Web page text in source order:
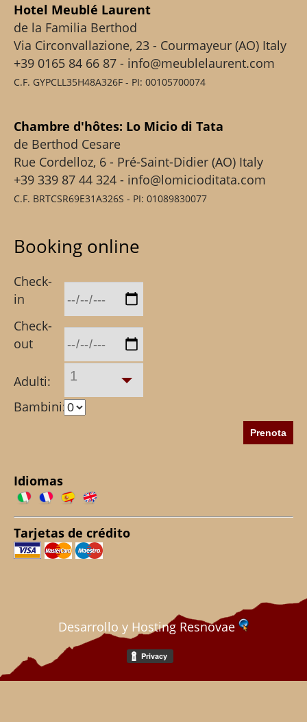
Hotel Meublé Laurent
de la Familia Berthod
Via Circonvallazione, 23 - Courmayeur (AO) Italy
+39 0165 84 66 87 - info@meublelaurent.com
C.F. GYPCLL35H48A326F - PI: 00105700074
Chambre d'hôtes: Lo Micio di Tata
de Berthod Cesare
Rue Cordelloz, 6 - Pré-Saint-Didier (AO) Italy
+39 339 87 44 324 - info@lomicioditata.com
C.F. BRTCSR69E31A326S - PI: 01089830077
Booking online
Check-
in
Check-
out
Adulti: 1
Bambini:
Idiomas
Tarjetas de crédito
Desarrollo y Hosting Resnovae